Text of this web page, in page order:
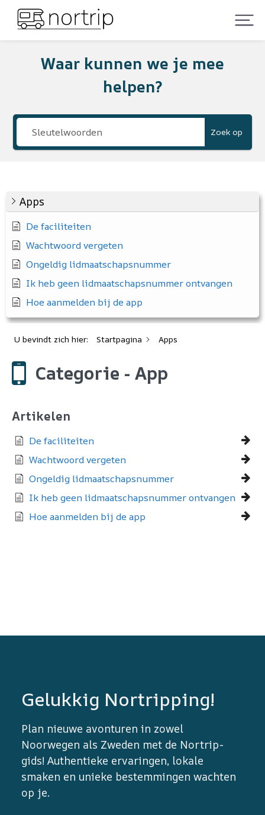
Waar kunnen we je mee
helpen?
Zoek op
Apps
De faciliteiten
Wachtwoord vergeten
Ongeldig lidmaatschapsnummer
Ik heb geen lidmaatschapsnummer ontvangen
Hoe aanmelden bij de app
U bevindt zich hier: Startpagina Apps
Categorie - App
Artikelen
De faciliteiten
Wachtwoord vergeten
Ongeldig lidmaatschapsnummer
Ik heb geen lidmaatschapsnummer ontvangen
Hoe aanmelden bij de app
Gelukkig Nortripping!
Plan nieuwe avonturen in zowel
Noorwegen als Zweden met de Nortrip-
gids! Authentieke ervaringen, lokale
smaken en unieke bestemmingen wachten
op je.